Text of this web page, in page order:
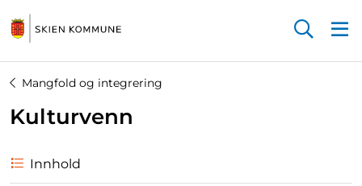
Mangfold og integrering
Kulturvenn
Innhold